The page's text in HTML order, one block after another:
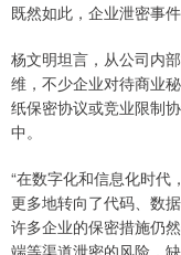
既然如此，企业泄密事
杨文明坦言，从公司内
维，不少企业对待商业
纸保密协议或竞业限制
中。
“在数字化和信息化时代
更多地转向了代码、数
许多企业的保密措施仍